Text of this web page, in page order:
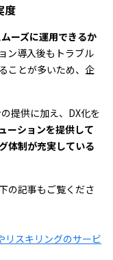
度
ムーズに運用できるか
ン導入後もトラブル
ことが多いため、企
提供に加え、DX化を
ーションを提供して
体制が充実している
の記事もご覧くださ
リスキリングのサービ